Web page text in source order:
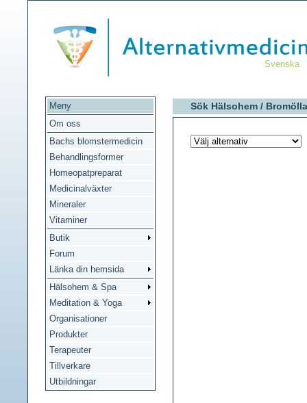
Svenska
Meny
Om oss
Bachs blomstermedicin
Behandlingsformer
Homeopatpreparat
Medicinalväxter
Mineraler
Vitaminer
Butik
Forum
Länka din hemsida
Hälsohem & Spa
Meditation & Yoga
Organisationer
Produkter
Terapeuter
Tillverkare
Utbildningar
Sök Hälsohem / Bromölla